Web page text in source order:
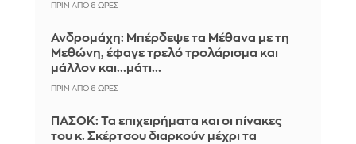
ΠΡΙΝ ΑΠΌ 6 ΏΡΕΣ
Ανδρομάχη: Μπέρδεψε τα Μέθανα με τη
Μεθώνη, έφαγε τρελό τρολάρισμα και
μάλλον και...μάτι...
ΠΡΙΝ ΑΠΌ 6 ΏΡΕΣ
ΠΑΣΟΚ: Τα επιχειρήματα και οι πίνακες
του κ. Σκέρτσου διαρκούν μέχρι τα